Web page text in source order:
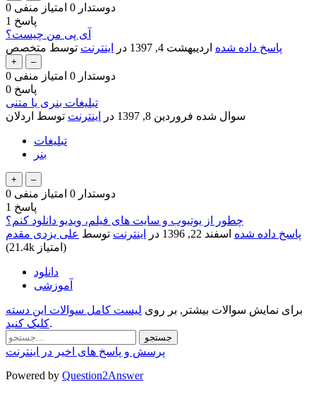
0 دوستدار 0 امتیاز منفی
1 پاسخ
آی پی من چیست؟
پاسخ داده شده اردیبهشت 4, 1397 در اینترنت توسط متخصص
0 دوستدار 0 امتیاز منفی
0 پاسخ
تبلیغات بنری یا متنی
سوال شده فروردین 8, 1397 در اینترنت توسط اردلان
تبلیغات
بنر
0 دوستدار 0 امتیاز منفی
1 پاسخ
چطور از یوتیوب و سایت های فیلم، ویدیو دانلود کنم؟
پاسخ داده شده اسفند 22, 1396 در اینترنت توسط علی یزدی مقدم
(
21.4k امتیاز)
دانلود
آموزشی
برای نمایش سوالات بیشتر, بر روی لیست کامل سوالات این دسته
کلیک کنید.
پرسش و پاسخ های اخیر در اینترنت
Powered by Question2Answer